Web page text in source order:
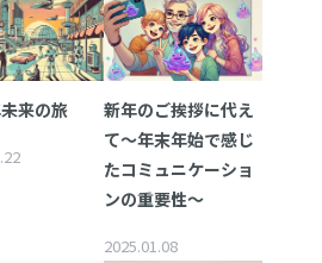
データベース構築
データベース監査
データベース移行
データベース管理
データマスキング
Dbvisit StandbyMP
来の旅
新年のご挨拶に代え
て～年末年始で感じ
たコミュニケーショ
ンの重要性～
2025.01.08